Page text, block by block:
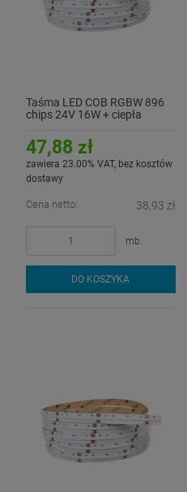
Taśma LED COB RGBW 896
chips 24V 16W + ciepła
IP54
47,88 zł
zawiera 23.00% VAT, bez kosztów
dostawy
Cena netto: 38,93 zł
mb.
DO KOSZYKA